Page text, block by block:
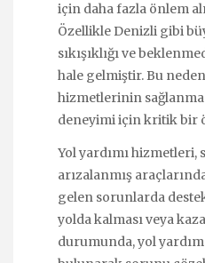
için daha fazla önlem
Özellikle Denizli gibi
sıkışıklığı ve
hale gelmiştir. Bu
hizmetlerinin
deneyimi için kritik bir
Yol yardımı hizmetleri,
arızalanmış
gelen sorunlarda
yolda kalması veya
durumunda, yol